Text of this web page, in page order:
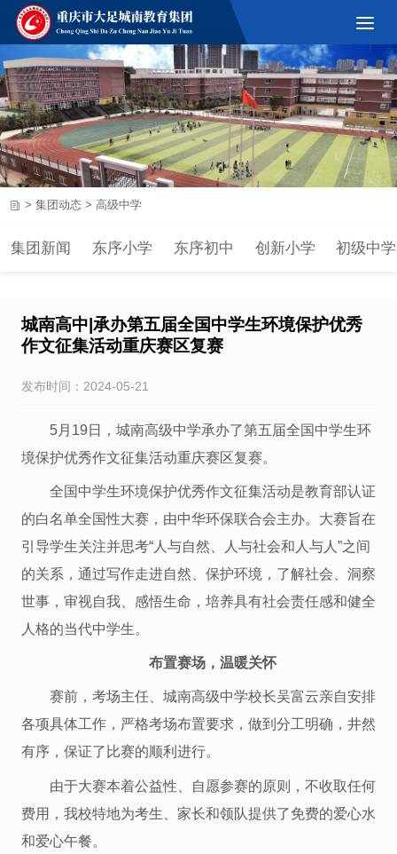
集团新闻 东序小学 东序初中 创新小学 初级中学
> 集团动态> 高级中学
城南高中|承办第五届全国中学生环境保护优秀
作文征集活动重庆赛区复赛
发布时间：2024-05-21
5月19日，城南高级中学承办了第五届全国中学生环
境保护优秀作文征集活动重庆赛区复赛。
全国中学生环境保护优秀作文征集活动是教育部认证
的白名单全国性大赛，由中华环保联合会主办。大赛旨在
引导学生关注并思考“人与自然、人与社会和人与人”之间
的关系，通过写作走进自然、保护环境，了解社会、洞察
世事，审视自我、感悟生命，培养具有社会责任感和健全
人格的当代中学生。
布置赛场，温暖关怀
赛前，考场主任、城南高级中学校长吴富云亲自安排
各项具体工作，严格考场布置要求，做到分工明确，井然
有序，保证了比赛的顺利进行。
由于大赛本着公益性、自愿参赛的原则，不收取任何
费用，我校特地为考生、家长和领队提供了免费的爱心水
和爱心午餐。